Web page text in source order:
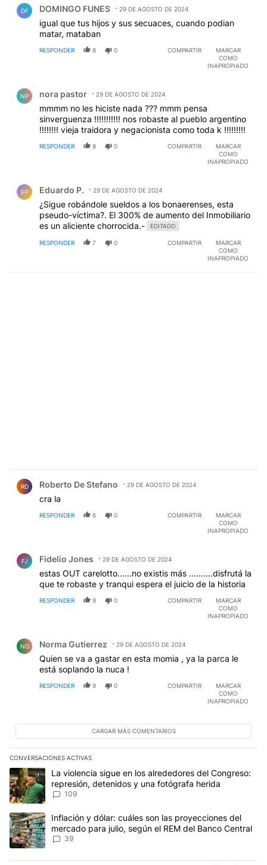
DF DOMINGO FUNES 29 DE AGOSTO DE 2024
igual que tus hijos y sus secuaces, cuando podian
matar, mataban
RESPONDER 8 0 COMPARTIR
MARCAR
COMO
INAPROPIADO
NP nora pastor 29 DE AGOSTO DE 2024
mmmm no les hiciste nada ??? mmm pensa
sinverguenza !!!!!!!!!!! nos robaste al pueblo argentino
!!!!!!!! vieja traidora y negacionista como toda k !!!!!!!!!
RESPONDER 8 0 COMPARTIR
MARCAR
COMO
INAPROPIADO
EP Eduardo P. 29 DE AGOSTO DE 2024
¿Sigue robándole sueldos a los bonaerenses, esta
pseudo-víctima?. El 300% de aumento del Inmobiliario
es un aliciente chorrocida.-
EDITADO
RESPONDER 7 0 COMPARTIR
MARCAR
COMO
INAPROPIADO
RD Roberto De Stefano 29 DE AGOSTO DE 2024
cra la
RESPONDER 6 0 COMPARTIR
MARCAR
COMO
INAPROPIADO
FJ Fidelio Jones 29 DE AGOSTO DE 2024
estas OUT carelotto......no existis más ..........disfrutá la
que te robaste y tranqui espera el juicio de la historia
RESPONDER 9 0 COMPARTIR
MARCAR
COMO
INAPROPIADO
NG Norma Gutierrez 29 DE AGOSTO DE 2024
Quien se va a gastar en esta momia , ya la parca le
está soplando la nuca !
RESPONDER 9 0 COMPARTIR
MARCAR
COMO
INAPROPIADO
CARGAR MÁS COMENTARIOS
CONVERSACIONES ACTIVAS
Este listado muestra los artículos con más comentarios en los
Un artículo de tendencia con el título "La violencia sigue en los
La violencia sigue en los alrededores del Congreso:
represión, detenidos y una fotógrafa herida
109
Un artículo de tendencia con el título "Inflación y dólar: cuáles
Inflación y dólar: cuáles son las proyecciones del
mercado para julio, según el REM del Banco Central
39